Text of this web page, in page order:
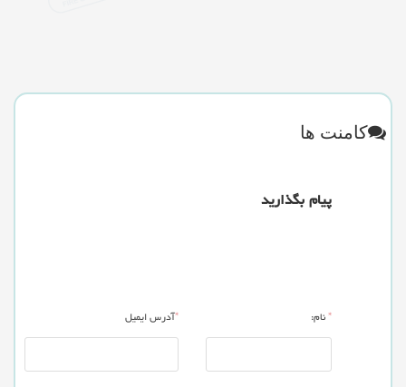
کامنت ها
پیام بگذارید
*نام: *آدرس ایمیل